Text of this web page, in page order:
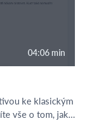
04:06 min
ke klasickým
vše o tom, jak